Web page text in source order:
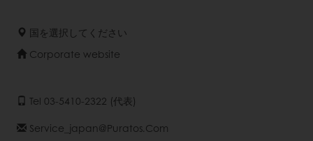
国を選択してください
Corporate website
Tel 03-5410-2322 (代表)
Service_japan@puratos.com